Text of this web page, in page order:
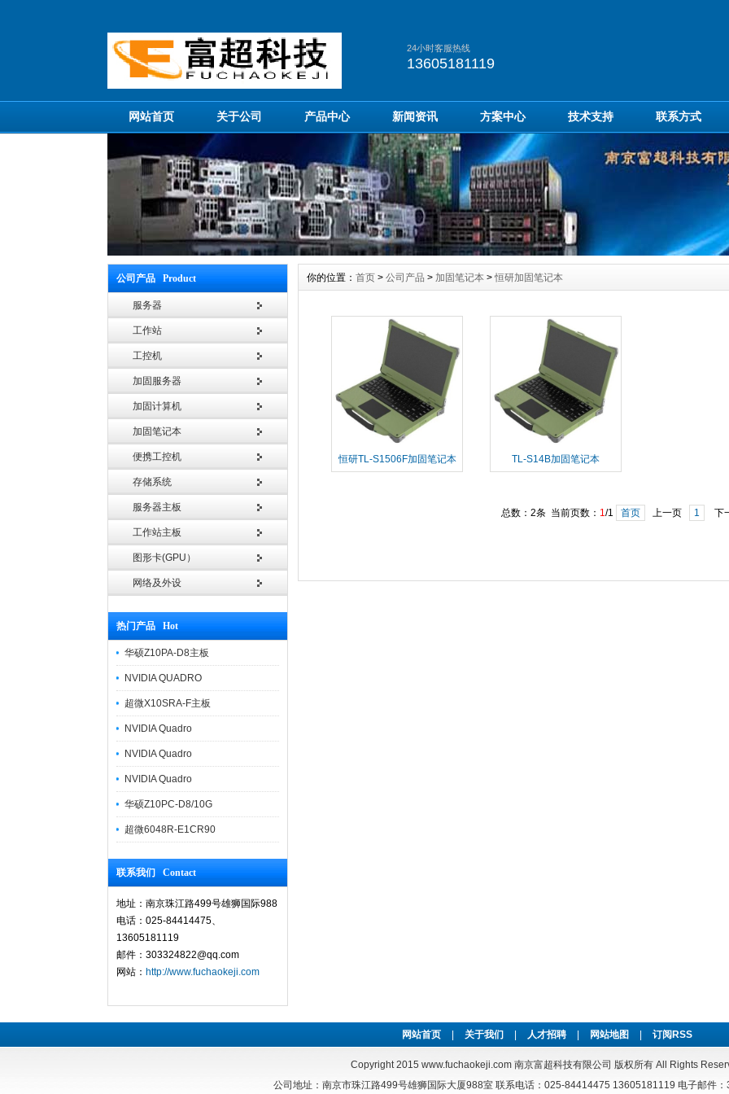
24小时客服热线
13605181119
网站首页 关于公司 产品中心 新闻资讯 方案中心 技术支持 联系方式
公司产品 Product
服务器
工作站
工控机
加固服务器
加固计算机
加固笔记本
便携工控机
存储系统
服务器主板
工作站主板
图形卡(GPU）
网络及外设
热门产品 Hot
华硕Z10PA-D8主板
NVIDIA QUADRO
超微X10SRA-F主板
NVIDIA Quadro
NVIDIA Quadro
NVIDIA Quadro
华硕Z10PC-D8/10G
超微6048R-E1CR90
联系我们 Contact
地址：南京珠江路499号雄狮国际988
电话：025-84414475、
13605181119
邮件：303324822@qq.com
网站： http://www.fuchaokeji.com
你的位置： 首页 > 公司产品 > 加固笔记本 >恒研加固笔记本
恒研TL-S1506F加固笔记本 TL-S14B加固笔记本
总数：2条 当前页数： 1/1 首页 上一页 1 下
网站首页 关于我们 人才招聘 网站地图 订阅RSS
Copyright 2015 www.fuchaokeji.com南京富超科技有限公司 版权所有 All Rights
公司地址：南京市珠江路499号雄狮国际大厦988室 联系电话：025-84414475 13605181119 电子邮件